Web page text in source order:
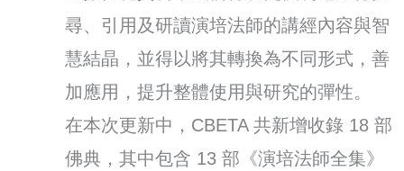
尋、引用及研讀演培法師的講經內容與智
慧結晶，並得以將其轉換為不同形式，善
加應用，提升整體使用與研究的彈性。
在本次更新中，CBETA 共新增收錄 18 部
佛典，其中包含 13 部《演培法師全集》